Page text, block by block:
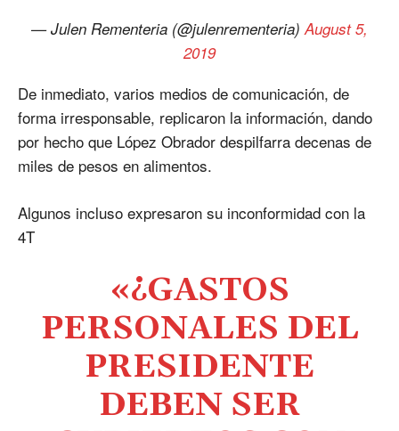
— Julen Rementeria (@julenrementeria)August 5,
2019
De inmediato, varios medios de comunicación, de
forma irresponsable, replicaron la información, dando
por hecho que López Obrador despilfarra decenas de
miles de pesos en alimentos.
Algunos incluso expresaron su inconformidad con la
4T
«¿GASTOS
PERSONALES DEL
PRESIDENTE
DEBEN SER